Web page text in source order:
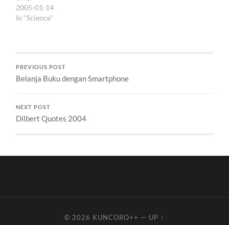
2005-01-14
In "Science"
PREVIOUS POST
Belanja Buku dengan Smartphone
NEXT POST
Dilbert Quotes 2004
© 2026 KUNCORO++ — UP ↑